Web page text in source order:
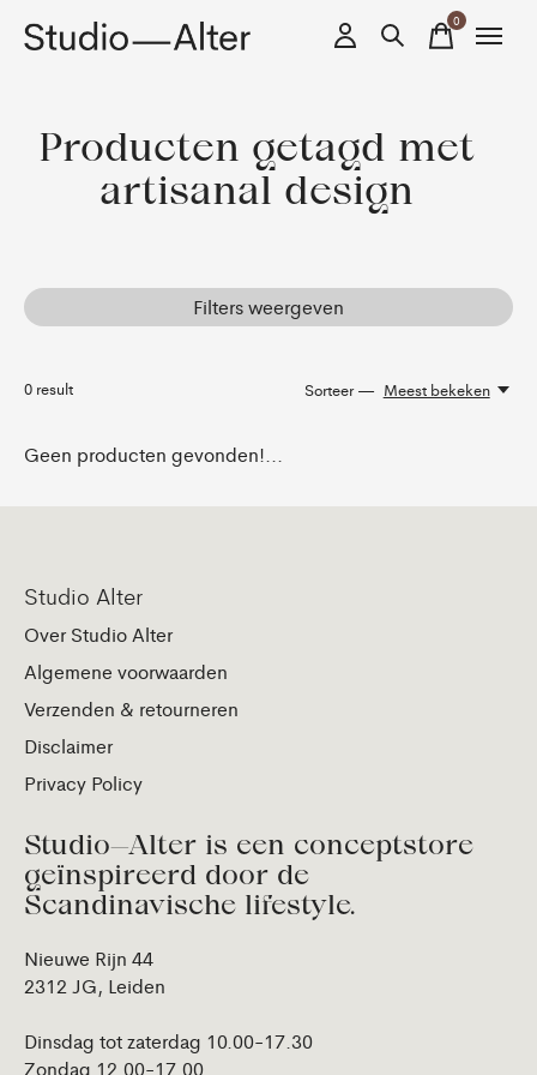
0items
Producten getagd met
artisanal design
Filters weergeven
0 result Sorteer — Meest bekeken
Geen producten gevonden!...
Studio Alter
Over Studio Alter
Algemene voorwaarden
Verzenden & retourneren
Disclaimer
Privacy Policy
Studio—Alter is een conceptstore
geïnspireerd door de
Scandinavische lifestyle.
Nieuwe Rijn 44
2312 JG, Leiden
Dinsdag tot zaterdag 10.00-17.30
Zondag 12.00-17.00